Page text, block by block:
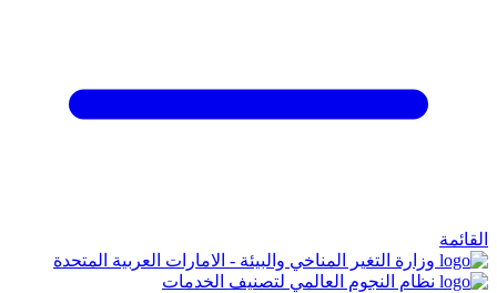
القائمة
وزارة التغير المناخي والبيئة - الامارات العربية المتحدة
نظام النجوم العالمي لتصنيف الخدمات